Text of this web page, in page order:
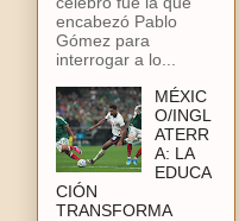
encabezó Pablo
Gómez para
interrogar a lo...
MÉXIC
O/INGL
ATERR
A: LA
EDUCA
CIÓN
TRANSFORMA